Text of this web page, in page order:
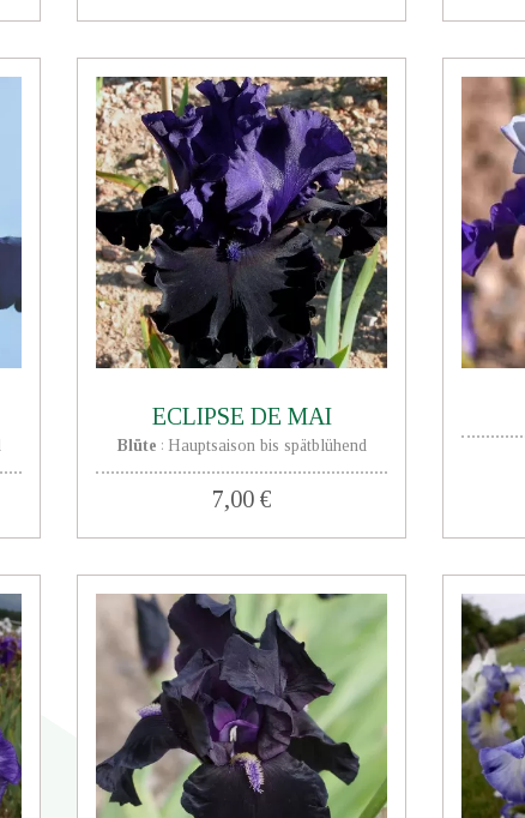
ECLIPSE DE MAI
7,00 €
Blüte : Hauptsaison bis spätblühend